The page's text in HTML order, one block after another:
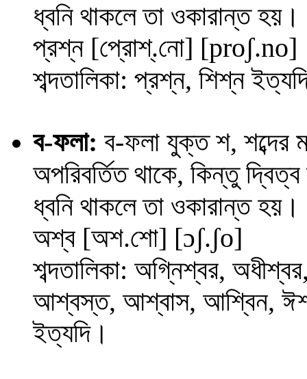
ধ্বনি থাকলে তা ওকারান্ত হয়।
প্রশ্ন [প্রোশ্.নো] [proʃ.no]
শব্দতালিকা: প্রশ্ন, শিশ্ন
ব-ফলা: ব-ফলা যুক্ত শ, শব্দের
অপরিবর্তিত থাকে, কিন্তু
ধ্বনি থাকলে তা ওকারান্ত হয়।
অশ্ব [অশ.শো] [ɔʃ.ʃo]
শব্দতালিকা: অগ্নিশ্বর,
আশ্বস্ত, আশ্বাস, আশ্বিন,
ইত্যদি।